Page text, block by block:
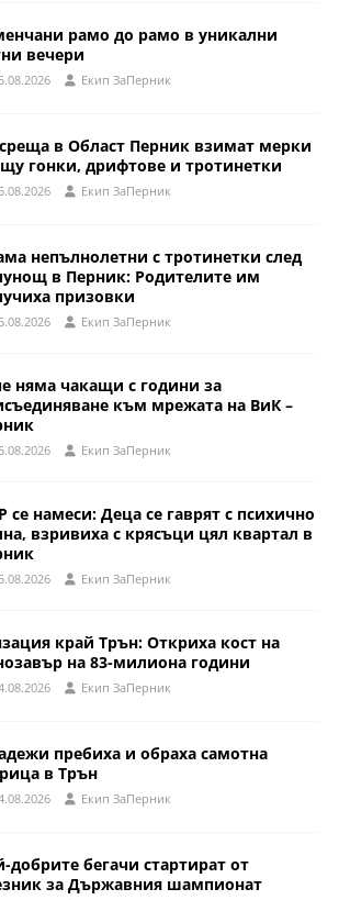
рамо до рамо в уникални
вечери
Eкип ЗаПерник
в Област Перник взимат мерки
гонки, дрифтове и тротинетки
Eкип ЗаПерник
непълнолетни с тротинетки след
в Перник: Родителите им
призовки
Eкип ЗаПерник
няма чакащи с години за
към мрежата на ВиК –
Eкип ЗаПерник
се намеси: Деца се гаврят с психично
взривиха с крясъци цял квартал в
Eкип ЗаПерник
край Трън: Откриха кост на
на 83-милиона години
Eкип ЗаПерник
пребиха и обраха самотна
в Трън
Eкип ЗаПерник
добрите бегачи стартират от
за Държавния шампионат